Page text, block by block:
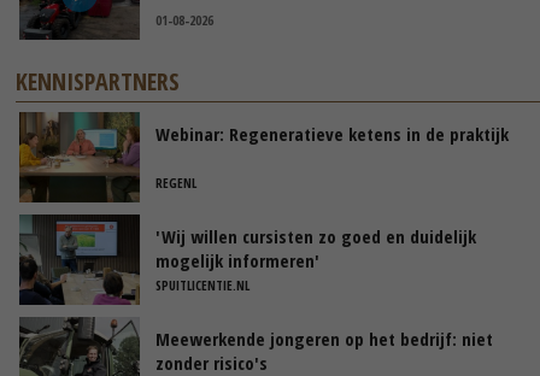
01-08-2026
KENNISPARTNERS
Webinar: Regeneratieve ketens in de praktijk
REGENL
'Wij willen cursisten zo goed en duidelijk
mogelijk informeren'
SPUITLICENTIE.NL
Meewerkende jongeren op het bedrijf: niet
zonder risico's